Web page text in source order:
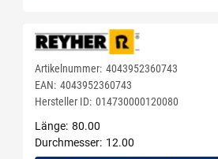
Artikelnummer: 4043952360743
EAN: 4043952360743
Hersteller ID: 014730000120080
Länge 80.00
Durchmesser 12.00